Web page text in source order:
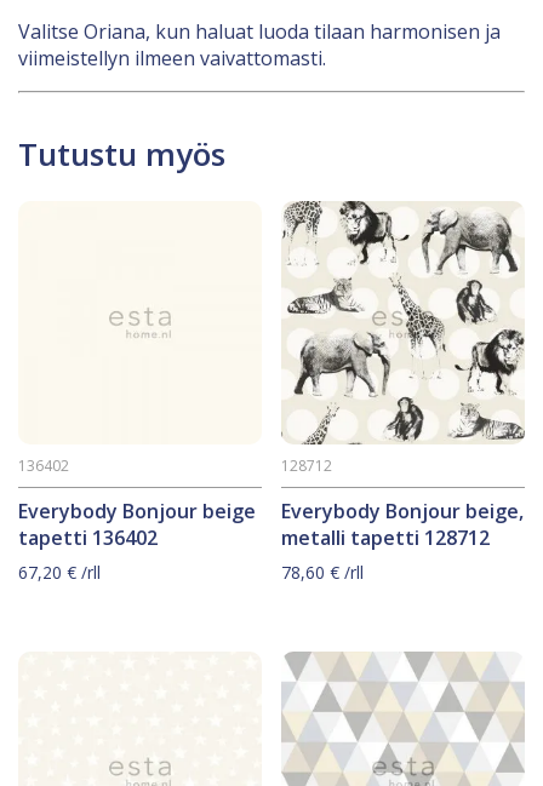
Valitse Oriana, kun haluat luoda tilaan harmonisen ja
viimeistellyn ilmeen vaivattomasti.
Tutustu myös
Everybody Bonjour beige
tapetti 136402
136402
67,20 € /rll
Everybody Bonjour beige,
metalli tapetti 128712
128712
78,60€ /rll